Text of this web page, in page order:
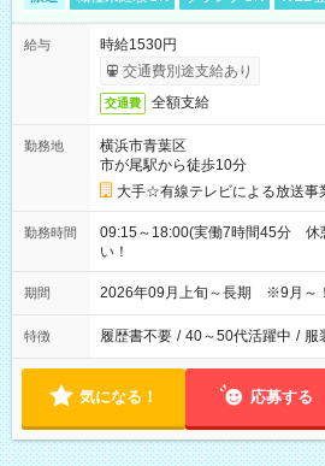
給与
時給1530円
交通費別途支給あり
交通費 全額支給
勤務地
横浜市青葉区
市が尾駅から徒歩10分
大手☆有線テレビによる放送事
勤務時間
09:15～18:00(実働7時間45分 休
い！
期間 2026年09月上旬～長期 ※9月～！
特徴 履歴書不要 / 40～50代活躍中 / 服
気になる！ 応募する